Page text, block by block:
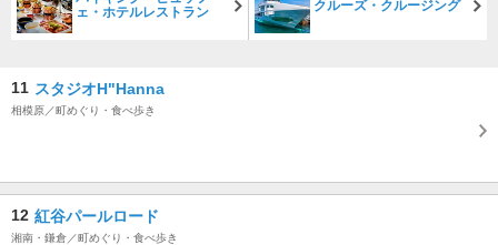
ェ・ホテルレストラン
クルーズ・クルージング
11 スタジオH"Hanna
相模原／町めぐり・食べ歩き
12 紅谷パールロード
湘南・鎌倉／町めぐり・食べ歩き